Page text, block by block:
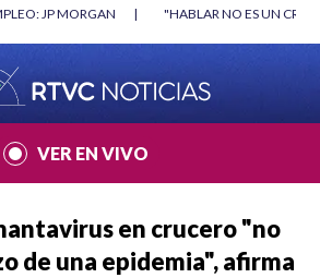
UN CRIMEN": CARTA DE BETO CORAL |
VER EN VIVO
en crucero "no
de una epidemia", afirma